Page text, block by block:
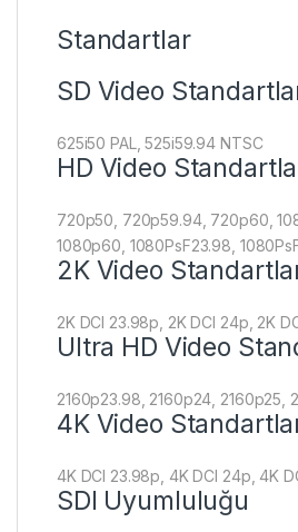
Standartlar
SD Video
625i50 PAL, 525i59.94 NTSC
HD Video
720p50, 720p59.94, 720p60,
1080p60, 1080PsF23.98,
2K Video
2K DCI 23.98p, 2K DCI 24p, 2K
Ultra HD Video
2160p23.98, 2160p24, 2160p25,
4K Video
4K DCI 23.98p, 4K DCI 24p, 4K
SDI Uyumluluğu